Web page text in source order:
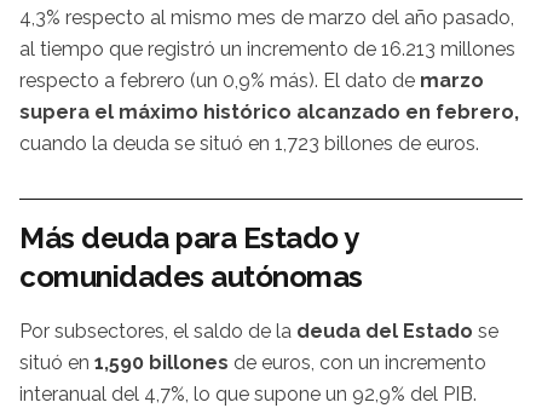
4,3% respecto al mismo mes de marzo del año pasado,
al tiempo que registró un incremento de 16.213 millones
respecto a febrero (un 0,9% más). El dato de marzo
supera el máximo histórico alcanzado en febrero,
cuando la deuda se situó en 1,723 billones de euros.
Más deuda para Estado y
comunidades autónomas
Por subsectores, el saldo de la deuda del Estado se
situó en 1,590 billones de euros, con un incremento
interanual del 4,7%, lo que supone un 92,9% del PIB.